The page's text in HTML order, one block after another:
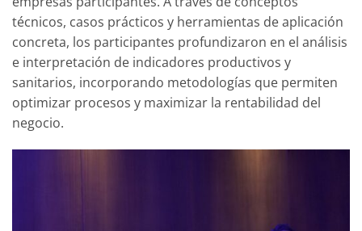
técnicos, casos prácticos y herramientas de aplicación
concreta, los participantes profundizaron en el análisis
e interpretación de indicadores productivos y
sanitarios, incorporando metodologías que permiten
optimizar procesos y maximizar la rentabilidad del
negocio.